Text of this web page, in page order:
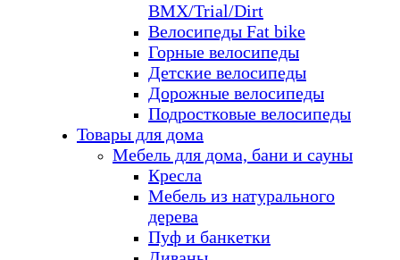
BMX/Trial/Dirt
Велосипеды Fat bike
Горные велосипеды
Детские велосипеды
Дорожные велосипеды
Подростковые велосипеды
Товары для дома
Мебель для дома, бани и сауны
Кресла
Мебель из натурального
дерева
Пуф и банкетки